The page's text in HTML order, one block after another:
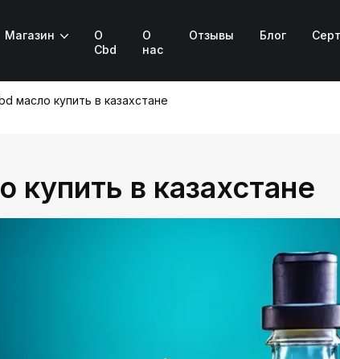
Магазин
О
Cbd
О
нас
Отзывы Блог
масло купить в казахстане
купить в казахстане